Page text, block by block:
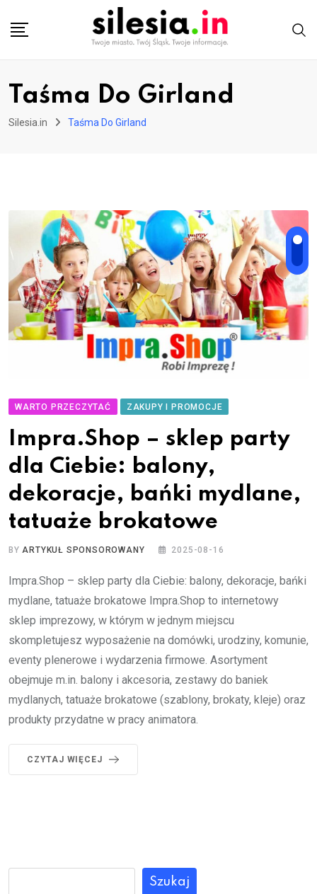
Taśma Do Girland
Silesia.in Taśma Do Girland
WARTO PRZECZYTAĆ ZAKUPY I PROMOCJE
Impra.Shop – sklep party
dla Ciebie: balony,
dekoracje, bańki mydlane,
tatuaże brokatowe
BYARTYKUŁ SPONSOROWANY 2025-08-16
Impra.Shop – sklep party dla Ciebie: balony, dekoracje, bańki
mydlane, tatuaże brokatowe Impra.Shop to internetowy
sklep imprezowy, w którym w jednym miejscu
skompletujesz wyposażenie na domówki, urodziny, komunie,
eventy plenerowe i wydarzenia firmowe. Asortyment
obejmuje m.in. balony i akcesoria, zestawy do baniek
mydlanych, tatuaże brokatowe (szablony, brokaty, kleje) oraz
produkty przydatne w pracy animatora.
CZYTAJ WIĘCEJ
Szukaj